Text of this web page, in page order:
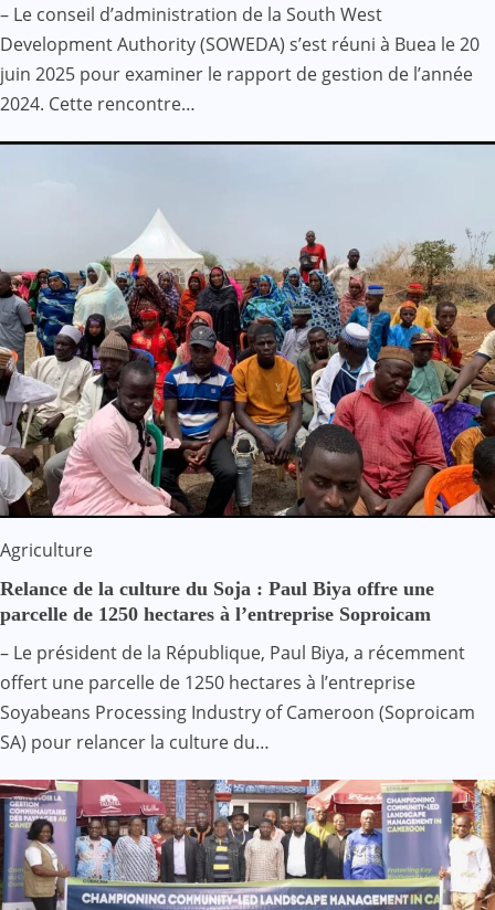
– Le conseil d’administration de la South West
Development Authority (SOWEDA) s’est réuni à Buea le 20
juin 2025 pour examiner le rapport de gestion de l’année
2024. Cette rencontre…
Agriculture
Relance de la culture du Soja : Paul Biya offre une
parcelle de 1250 hectares à l’entreprise Soproicam
– Le président de la République, Paul Biya, a récemment
offert une parcelle de 1250 hectares à l’entreprise
Soyabeans Processing Industry of Cameroon (Soproicam
SA) pour relancer la culture du…